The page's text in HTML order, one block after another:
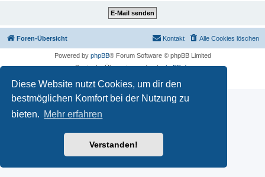
Diese Website nutzt Cookies, um dir den
bestmöglichen Komfort bei der Nutzung zu
bieten. Mehr erfahren
Verstanden!
Foren-Übersicht Alle Cookies löschen
Kontakt
Powered by phpBB® Forum Software © phpBB Limited
Deutsche Übersetzung durchphpBB.de